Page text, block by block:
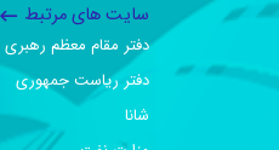
سایت های مرتبط
دفتر مقام معظم رهبری
دفتر ریاست جمهوری
شانا